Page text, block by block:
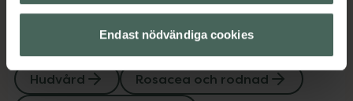
Endast nödvändiga cookies
Eksem och klåda
Eksem och klåda
Hudbesvär
Hudvård
Rosacea och rodnad